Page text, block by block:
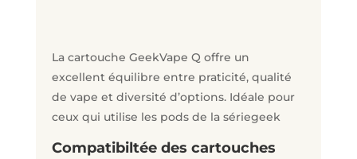
La cartouche GeekVape Q offre un
excellent équilibre entre praticité, qualité
de vape et diversité d’options. Idéale pour
ceux qui utilise les pods de la sériegeek
Compatibiltée des cartouches